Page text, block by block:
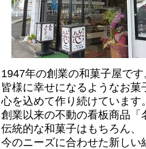
1947年の創業の和菓子屋です
皆様に幸せになるようなお菓
心を込めて作り続けています
創業以来の不動の看板商品
伝統的な和菓子はもちろん、
今のニーズに合わせた新し